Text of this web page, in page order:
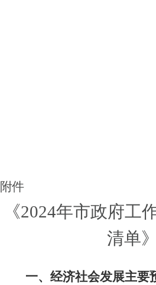
附件
《2024年市政府工
清单》
一、经济社会发展主要